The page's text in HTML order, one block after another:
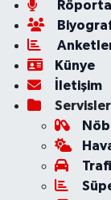
Künye
İletişim
Servisler